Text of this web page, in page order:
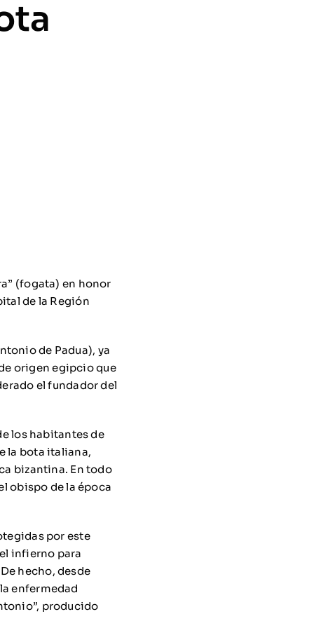
(fogata) en honor
de la Región
de Padua), ya
origen egipcio que
el fundador del
los habitantes de
la bota italiana,
bizantina. En todo
obispo de la época
por este
infierno para
hecho, desde
enfermedad
producido